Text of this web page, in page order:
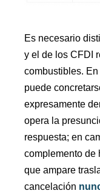
Es necesario
y el de los CFDI
combustibles.
puede
expresamente
opera la
respuesta; en
complemento de
que ampare
cancelación